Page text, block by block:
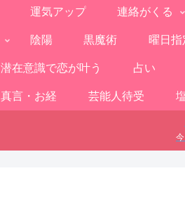
運気アップ 連絡がくる
陰陽 黒魔術 曜日指
潜在意識で恋が叶う 占い
真言・お経 芸能人待受